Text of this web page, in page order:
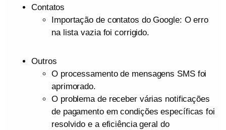
Contatos
Importação de contatos do Google: O erro
na lista vazia foi corrigido.
Outros
O processamento de mensagens SMS foi
aprimorado.
O problema de receber várias notificações
de pagamento em condições específicas foi
resolvido e a eficiência geral do